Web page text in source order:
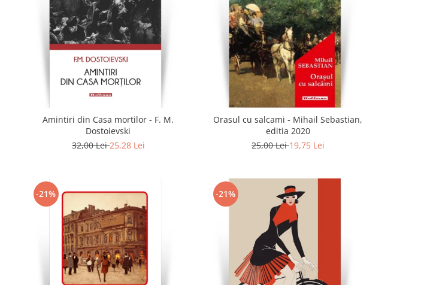
Amintiri din Casa mortilor - F. M.
Dostoievski
32,00 Lei25,28 Lei
Orasul cu salcami - Mihail Sebastian,
editia 2020
25,00 Lei19,75 Lei
-21% -21%